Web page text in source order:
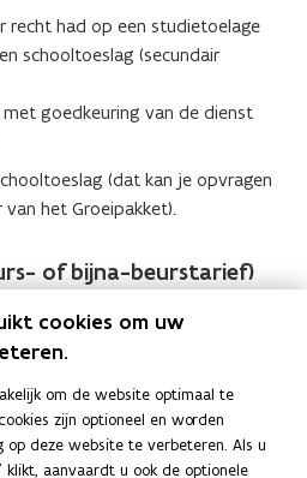
recht had op een studietoelage
schooltoeslag (secundair
goedkeuring van de dienst
(dat kan je opvragen
het Groeipakket).
of bijna-beurstarief)
zonder het volledige studiegeld te
werd. In het slechtste geval
bedrag kan je dan wel weer
beslissing hebt gekregen in
cookies om uw
om de website optimaal te
zijn optioneel en worden
deze website te verbeteren. Als u
klikt, aanvaardt u ook de optionele